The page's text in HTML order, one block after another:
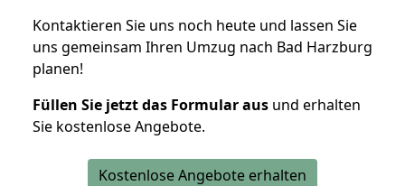
Kontaktieren Sie uns noch heute und lassen Sie
uns gemeinsam Ihren Umzug nach Bad Harzburg
planen!
Füllen Sie jetzt das Formular aus und erhalten
Sie kostenlose Angebote.
Kostenlose Angebote erhalten